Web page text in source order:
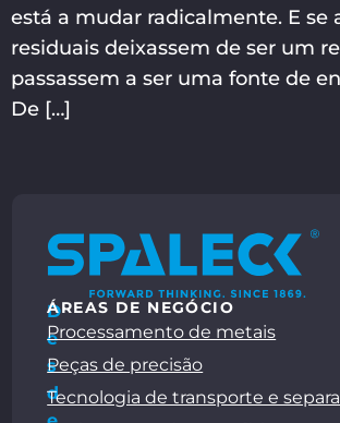
está a mudar radicalmente. E se
residuais deixassem de ser um
passassem a ser uma fonte de
De […]
D
e
s
d
ÁREAS DE NEGÓCIO
Processamento de metais
Peças de precisão
Tecnologia de transporte e